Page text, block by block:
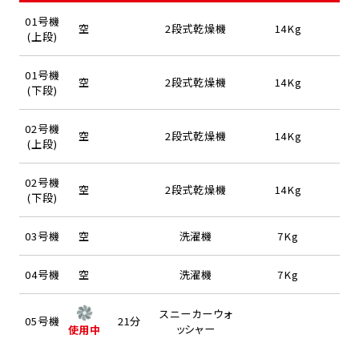
01号機
(上段)
空 2段式乾燥機 14Kg
01号機
(下段)
空 2段式乾燥機 14Kg
02号機
(上段)
空 2段式乾燥機 14Kg
02号機
(下段)
空 2段式乾燥機 14Kg
03号機 空 洗濯機 7Kg
04号機 空 洗濯機 7Kg
05号機
使用中
21分
スニーカーウォ
ッシャー